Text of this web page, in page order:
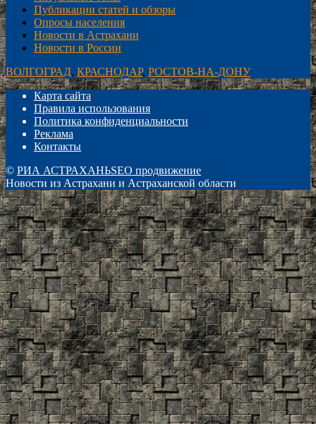
Публикации статей и обзоры
Опросы населения
Новости в Астрахани
Новости в России
ВОЛГОГРАД, КРАСНОДАР, РОСТОВ-НА-ДОНУ
Карта сайта
Правила использования
Политика конфиденциальности
Реклама
Контакты
© РИА АСТРАХАНЬSEO продвижение
Новости из Астрахани и Астраханской области